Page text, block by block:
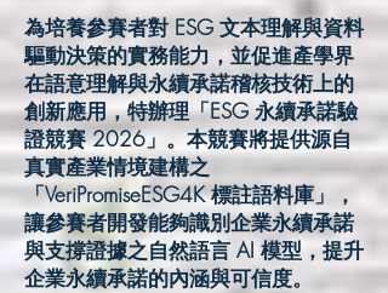
為培養參賽者對 ESG 文本理解與資料
驅動決策的實務能力，並促進產學界
在語意理解與永續承諾稽核技術上的
創新應用，特辦理「ESG 永續承諾驗
證競賽 2026」。本競賽將提供源自
真實產業情境建構之
「VeriPromiseESG4K 標註語料庫」，
讓參賽者開發能夠識別企業永續承諾
與支撐證據之自然語言 AI 模型，提升
企業永續承諾的內涵與可信度。